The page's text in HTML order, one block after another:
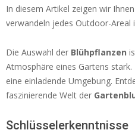
In diesem Artikel zeigen wir
verwandeln jedes Outdoor-Areal
Die Auswahl der Blühpflanzen
Atmosphäre eines Gartens
eine einladende Umgebung.
faszinierende Welt der
Schlüsselerkenntnisse